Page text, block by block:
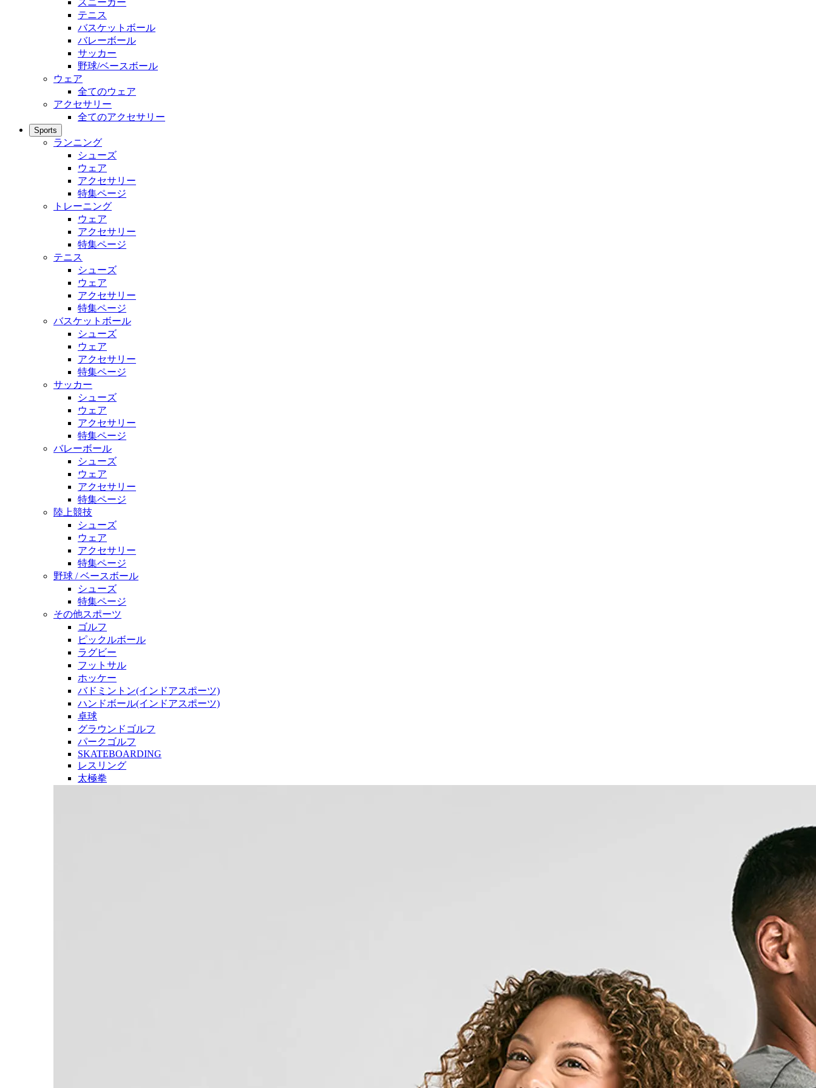
スニーカー
テニス
バスケットボール
バレーボール
サッカー
野球/ベースボール
ウェア
全てのウェア
アクセサリー
全てのアクセサリー
Sports
ランニング
シューズ
ウェア
アクセサリー
特集ページ
トレーニング
ウェア
アクセサリー
特集ページ
テニス
シューズ
ウェア
アクセサリー
特集ページ
バスケットボール
シューズ
ウェア
アクセサリー
特集ページ
サッカー
シューズ
ウェア
アクセサリー
特集ページ
バレーボール
シューズ
ウェア
アクセサリー
特集ページ
陸上競技
シューズ
ウェア
アクセサリー
特集ページ
野球 / ベースボール
シューズ
特集ページ
その他スポーツ
ゴルフ
ピックルボール
ラグビー
フットサル
ホッケー
バドミントン(インドアスポーツ)
ハンドボール(インドアスポーツ)
卓球
グラウンドゴルフ
パークゴルフ
SKATEBOARDING
レスリング
太極拳